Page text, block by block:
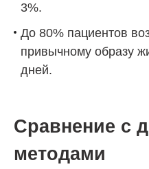
3%.
До 80% пациентов
привычному образу
дней.
Сравнение с
методами